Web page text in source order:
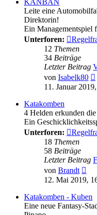
KANBAN
Leite eine
Direktorin!
Ein Managementspiel
Unterforen:
12 Themen
34 Beiträge
Letzter Beitrag
von Isabelk80
11. Januar
Katakomben
4 Helden erkunden
Ein
Unterforen:
18 Themen
58 Beiträge
Letzter Beitrag
von Brandt
12. Mai 2019,
Katakomben - Kuben
Eine neue Fantasy-